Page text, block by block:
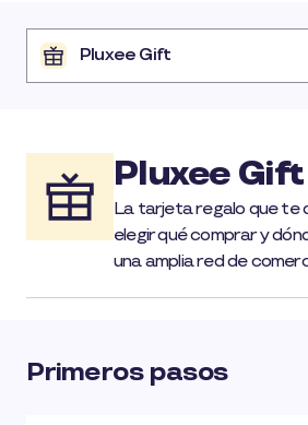
Pluxee Gift
Pluxee Gift
La tarjeta regalo que te
elegir qué comprar y
una amplia red de
Primeros pasos